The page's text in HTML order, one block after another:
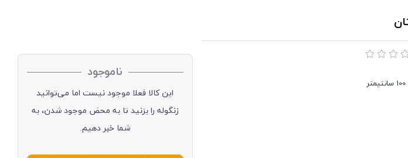
ناموجود
این کالا فعلا موجود نیست اما می‌توانید
زنگوله را بزنید تا به محض موجود شدن، به
شما خبر دهیم.